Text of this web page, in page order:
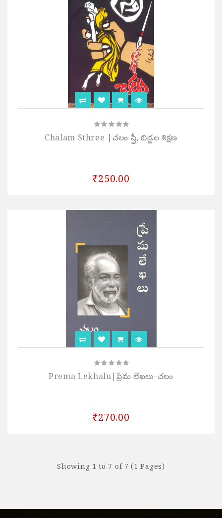
Chalam Sthree |చలం స్త్రీ, బిడ్డల శిక్షణ
₹250.00
Prema Lekhalu|ప్రేమ లేఖలు-చలం
₹270.00
Showing 1 to 7 of 7 (1 Pages)